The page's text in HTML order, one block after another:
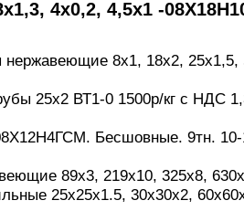
4х0,2, 4,5х1 -
нержавеющие 8х1, 18х2, 25х1,5,
25х2 ВТ1-0 1500р/кг с НДС
Бесшовные. 9тн. 10-
89х3, 219х10, 325х8,
25х25х1.5, 30х30х2,